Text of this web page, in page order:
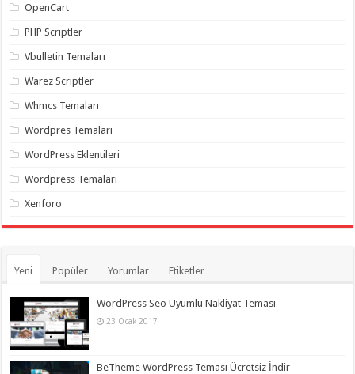
gaziantep
gaziantep
twitter
hilesi ,
takipçi
instagram
hilesi ,
OpenCart
PHP Scriptler
Vbulletin Temaları
Warez Scriptler
Whmcs Temaları
Wordpres Temaları
WordPress Eklentileri
Wordpress Temaları
Xenforo
Yeni Popüler Yorumlar Etiketler
WordPress Seo Uyumlu Nakliyat Teması
23 Ocak 2017
BeTheme WordPress Teması Ücretsiz İndir